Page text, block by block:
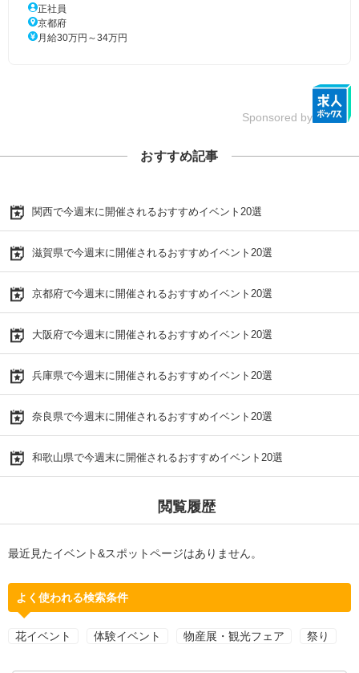
正社員
京都府
月給30万円～34万円
Sponsored by
おすすめ記事
関西で今週末に開催されるおすすめイベント20選
滋賀県で今週末に開催されるおすすめイベント20選
京都府で今週末に開催されるおすすめイベント20選
大阪府で今週末に開催されるおすすめイベント20選
兵庫県で今週末に開催されるおすすめイベント20選
奈良県で今週末に開催されるおすすめイベント20選
和歌山県で今週末に開催されるおすすめイベント20選
閲覧履歴
最近見たイベント&スポットページはありません。
よく使われる検索条件
花イベント 体験イベント 物産展・観光フェア 祭り